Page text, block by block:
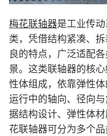
梅花联轴器是工业传
类，凭借结构紧凑、
良的特点，广泛适配
景。这类联轴器的核
性体组成，依靠弹性
运行中的轴向、径向
据结构设计、弹性体
花联轴器可分为多个